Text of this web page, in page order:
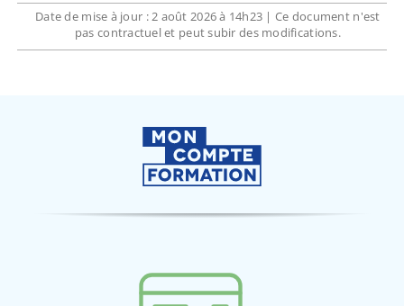
Date de mise à jour : 2 août 2026 à 14h23 | Ce document n'est
pas contractuel et peut subir des modifications.